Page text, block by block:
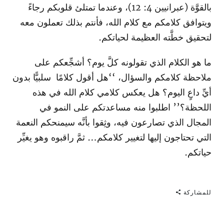
بالقوَّة (عبرانيين 4: 12)، وعندما تمتلئ قلوبكم رجاءً
ويتوافق كلامكم مع كلام الله، فأنتم بذلك تعملون معه
لتحقيق خطَّته العظيمة لحياتكم.
ما هو الكلام الذي تقولونه كلَّ يوم؟ أشجِّعكم على
ملاحظة كلامكم والسؤال، ‘‘هل أقول كلامًا سلبيًّا بدون
أيِّ داعٍ اليوم؟ هل يعكس كلامي كلام الله في هذه
اللحظة؟’’ اطلبوا منه مساعدتكم على النمو في
المجال الذي تصارعون فيه، وثِقوا بأنَّه سيمنحكم النعمة
التي تحتاجون إليها لتغيير كلامكم… ثمَّ راقبوه وهو يغيِّر
حياتكم.
للمشاركة